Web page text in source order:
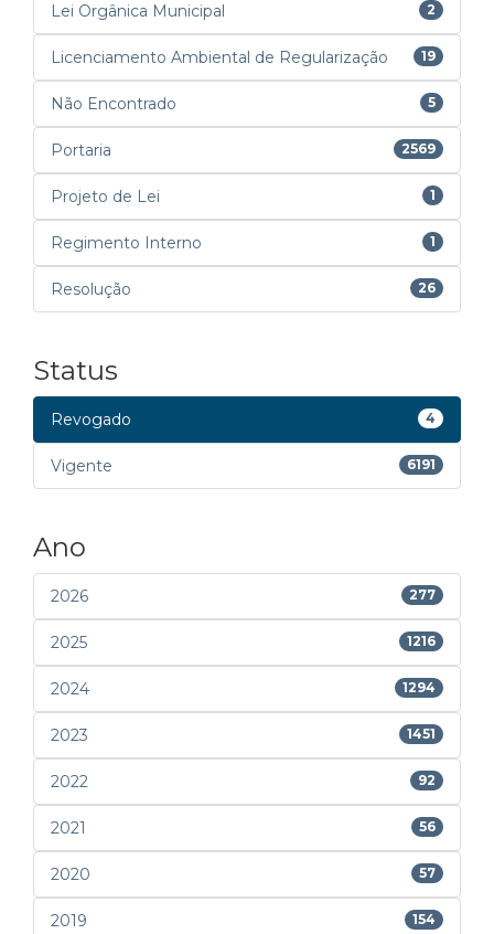
Lei Orgânica Municipal 2
Licenciamento Ambiental de Regularização 19
Não Encontrado 5
Portaria 2569
Projeto de Lei 1
Regimento Interno 1
Resolução 26
Status
Revogado 4
Vigente 6191
Ano
2026 277
2025 1216
2024 1294
2023 1451
2022 92
2021 56
2020 57
2019 154